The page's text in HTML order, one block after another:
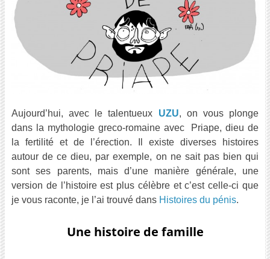
Aujourd’hui, avec le talentueux UZU, on vous plonge
dans la mythologie greco-romaine avec Priape, dieu de
la fertilité et de l’érection. Il existe diverses histoires
autour de ce dieu, par exemple, on ne sait pas bien qui
sont ses parents, mais d’une manière générale, une
version de l’histoire est plus célèbre et c’est celle-ci que
je vous raconte, je l’ai trouvé dans Histoires du pénis.
Une histoire de famille